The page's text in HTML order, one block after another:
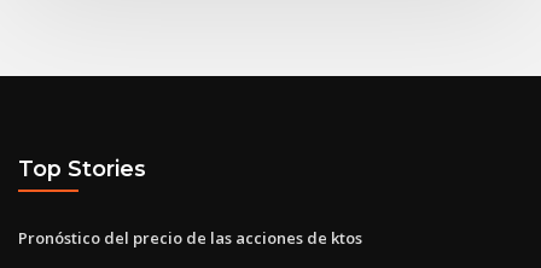
Top Stories
Pronóstico del precio de las acciones de ktos